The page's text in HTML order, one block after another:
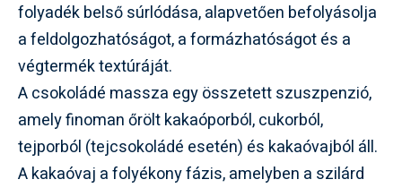
folyadék belső súrlódása, alapvetően befolyásolja
a feldolgozhatóságot, a formázhatóságot és a
végtermék textúráját.
A csokoládé massza egy összetett szuszpenzió,
amely finoman őrölt kakaóporból, cukorból,
tejporból (tejcsokoládé esetén) és kakaóvajból áll.
A kakaóvaj a folyékony fázis, amelyben a szilárd